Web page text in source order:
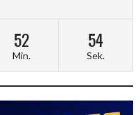
52
Min.
54
Sek.